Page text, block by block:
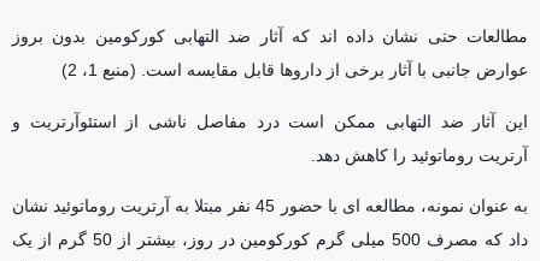
مطالعات حتی نشان داده اند که آثار ضد التهابی کورکومین بدون بروز
عوارض جانبی با آثار برخی از داروها قابل مقایسه است. (منبع 1، 2)
این آثار ضد التهابی ممکن است درد مفاصل ناشی از استئوآرتریت و
آرتریت روماتوئید را کاهش دهد.
به عنوان نمونه، مطالعه ای با حضور 45 نفر مبتلا به آرتریت روماتوئید نشان
داد که مصرف 500 میلی گرم کورکومین در روز، بیشتر از 50 گرم از یک